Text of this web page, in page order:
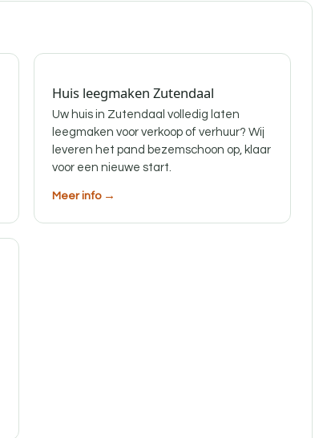
Huis leegmaken Zutendaal
Uw huis in Zutendaal volledig laten
leegmaken voor verkoop of verhuur? Wij
leveren het pand bezemschoon op, klaar
voor een nieuwe start.
Meer info →